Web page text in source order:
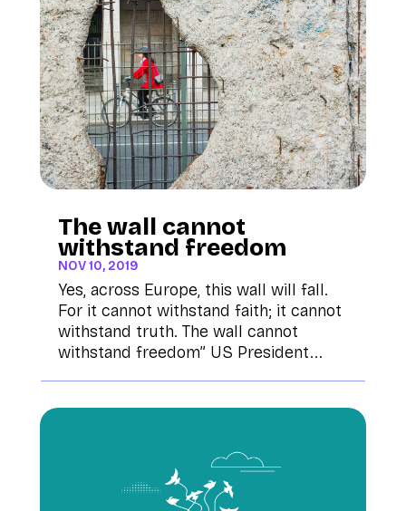
The wall cannot
withstand freedom
NOV 10, 2019
Yes, across Europe, this wall will fall.
For it cannot withstand faith; it cannot
withstand truth. The wall cannot
withstand freedom” US President...